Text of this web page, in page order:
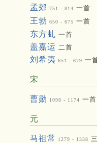
孟郊 751 - 814 一首
王勃 650 - 675 一首
东方虬 一首
盖嘉运 二首
刘希夷 651 - 679 一
宋
曹勋 1098 - 1174 一首
元
马祖常 1279 - 1338